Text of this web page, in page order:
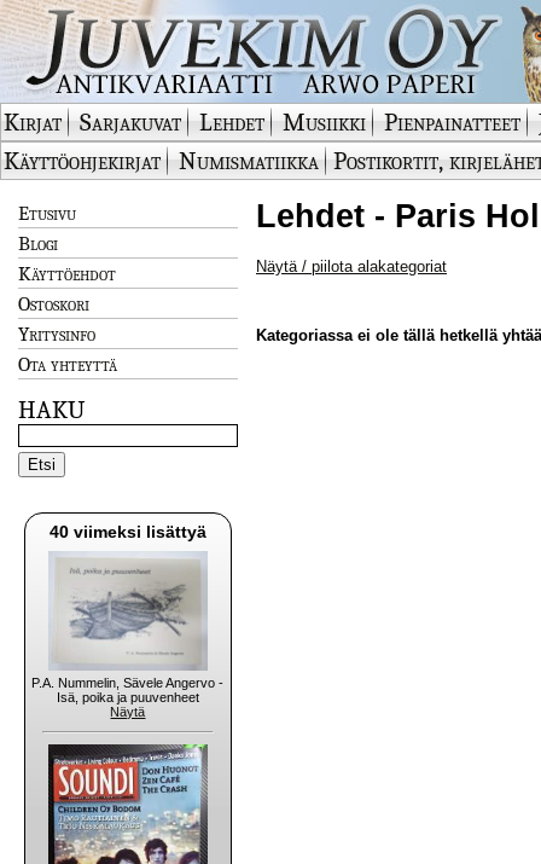
Kirjat Sarjakuvat Lehdet Musiikki Pienpainatteet
Käyttöohjekirjat
Numismatiikka Postikortit,
Etusivu
Blogi
Käyttöehdot
Ostoskori
Yritysinfo
Ota yhteyttä
HAKU
40 viimeksi lisättyä
P.A. Nummelin, Sävele Angervo -
Isä, poika ja puuvenheet
Näytä
Lehdet - Paris
Näytä / piilota alakategoriat
Kategoriassa ei ole tällä hetkellä